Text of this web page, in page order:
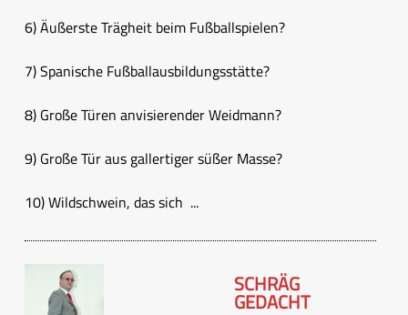
6) Äußerste Trägheit beim Fußballspielen?
7) Spanische Fußballausbildungsstätte?
8) Große Türen anvisierender Weidmann?
9) Große Tür aus gallertiger süßer Masse?
10) Wildschwein, das sich ...
SCHRÄG
GEDACHT